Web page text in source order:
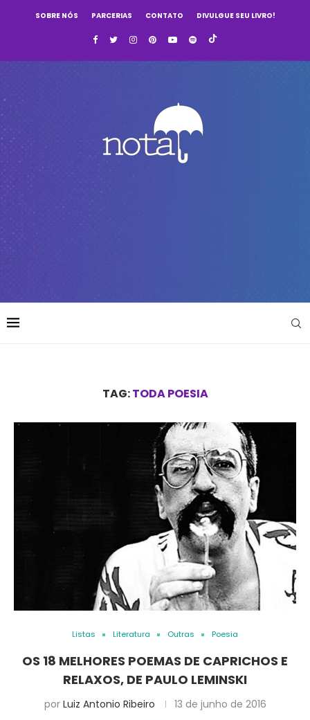
SOBRE NÓS PARCERIAS CONTATO DIVULGUE SEU LIVRO!
TAG:TODA POESIA
Listas Literatura Outras Poesia
OS 18 MELHORES POEMAS DE CAPRICHOS E
RELAXOS, DE PAULO LEMINSKI
por Luiz Antonio Ribeiro 13 de junho de 2016